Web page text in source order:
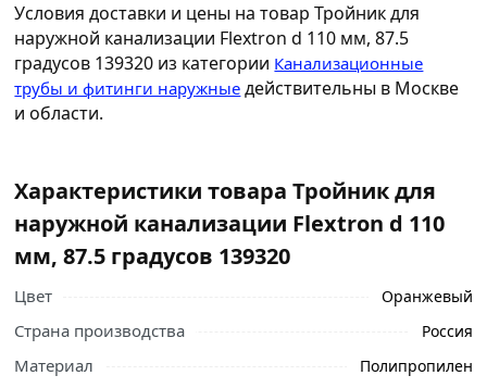
Условия доставки и цены на товар Тройник для
наружной канализации Flextron d 110 мм, 87.5
градусов 139320 из категории Канализационные
трубы и фитинги наружные действительны в Москве
и области.
Характеристики товара Тройник для
наружной канализации Flextron d 110
мм, 87.5 градусов 139320
Цвет Оранжевый
Страна производства Россия
Материал Полипропилен